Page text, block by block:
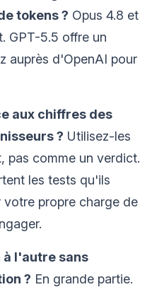
tokens ? Opus 4.8 et
GPT-5.5 offre un
auprès d'OpenAI pour
aux chiffres des
? Utilisez-les
pas comme un verdict.
les tests qu'ils
votre propre charge de
à l'autre sans
? En grande partie.